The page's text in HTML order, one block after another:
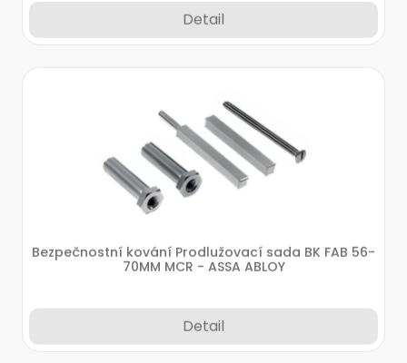
Detail
Bezpečnostní kování Prodlužovací sada BK FAB 56-
70MM MCR - ASSA ABLOY
Detail